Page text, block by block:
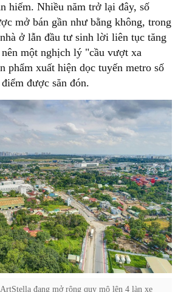
hiếm. Nhiều năm trở lại đây, số
mở bán gần như bằng không, trong
ở lẫn đầu tư sinh lời liên tục tăng
một nghịch lý "cầu vượt xa
phẩm xuất hiện dọc tuyến metro số
được săn đón.
đang mở rộng quy mô lên 4 làn xe